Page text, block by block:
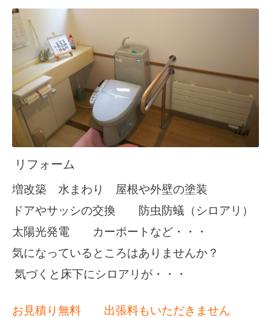
リフォーム
増改築 水まわり 屋根や外壁の塗装
ドアやサッシの交換 防虫防蟻（シロアリ）
太陽光発電 カーポートなど・・・
気になっているところはありませんか？
気づくと床下にシロアリが・・・
お見積り無料 出張料もいただきません